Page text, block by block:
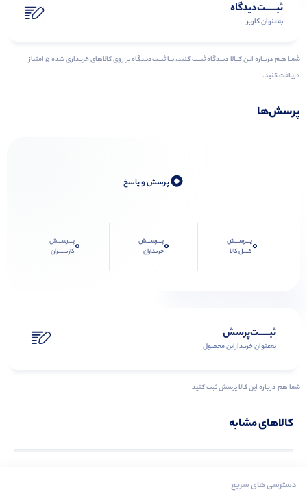
ثبـــــت‌دیدگاه
به‌عنوان کاربر
شمـا هـم دربـاره ایـن کــالا دیــدگاه ثبــت کنید، بــا ثبــت‌دیـدگاه بر روی کالاهای خریداری شده ۵ امتیاز
دریافت کنید.
پرسش‌ها
0پرسش و پاسخ
0پـــرســـش
کــــل کالا
0پـــرســـش
خریداران
0پـــرســـش
کاربـــــران
ثبـــــت‌پرسش
به‌عنوان ‌خریدار‌این‌ محصول
شما هم درباره این کالا پرسش ثبت کنید
کالاهای مشابه
دسترسی های سریع